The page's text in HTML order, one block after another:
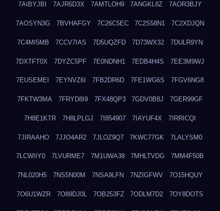
7AIBYJBI 7AJR6D3X 7AMTLOH9 7ANGKL8Z 7AOR3BJY
7AOSYN3G 7BVHAFGY 7C26C5EC 7C2S58N1 7C2XDJQN
7C4MI5MB 7CCV7IAS 7D5UQZFD 7D73WX32 7DULR9YN
7DXTFT0X 7DYZC5PF 7E0NDNH1 7EDB4H4S 7EE3M9WJ
7EUSEMEI 7EYNVZ6I 7FB2DR6D 7FE1WG6S 7FGV6NG8
7FKTW3MA 7FRYD8I9 7FX48QP3 7GDV0B8J 7GER99GF
7H8E1KTR 7H8LPLGJ 7I854907 7IAYUF4X 7IRRICQI
7JIRAAHO 7JJO4AR2 7JLOZ9Q7 7KWC77GK 7LALYSM0
7LCWIIY0 7LVURME7 7M1UWA38 7MHLTVDG 7MM4F50B
7NL020H5 7NS5N00M 7NSA9LFN 7NZIGFWV 7O15HQUY
7O6U1WZR 7O89DJ0L 7OB253FZ 7ODLM7D2 7OY8DOTS